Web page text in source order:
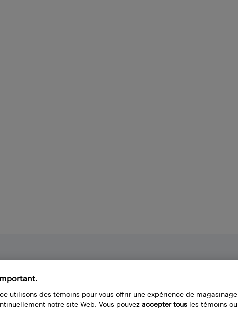
Buy. Vous pouvez
Politique de confidentialité Bestbuy.ca
utilisons des témoins pour vous offrir une expérience de magasinage
notre site Web. Vous pouvez accepter tous les témoins ou